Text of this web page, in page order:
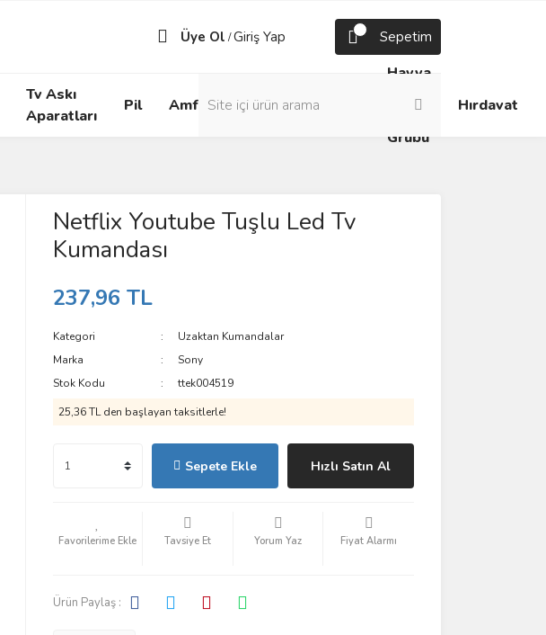
Üye Ol /Giriş Yap Sepetim
Tv Askı
Aparatları
Pil Amfi
Box
Prizler
Havya
Lehim
Grubu
Hırdavat
Netflix Youtube Tuşlu Led Tv
Kumandası
237,96 TL
Kategori
Uzaktan Kumandalar
Marka
Sony
Stok Kodu
ttek004519
25,36 TL den başlayan taksitlerle!
Sepete Ekle Hızlı Satın Al
Tavsiye Et Yorum Yaz Fiyat Alarmı
Ürün Paylaş :